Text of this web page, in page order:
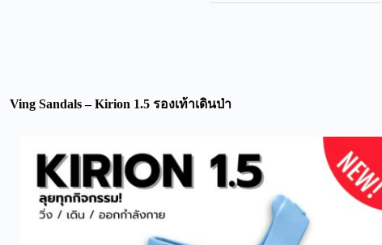
Ving Sandals – Kirion 1.5 รองเท้าเดินป่า